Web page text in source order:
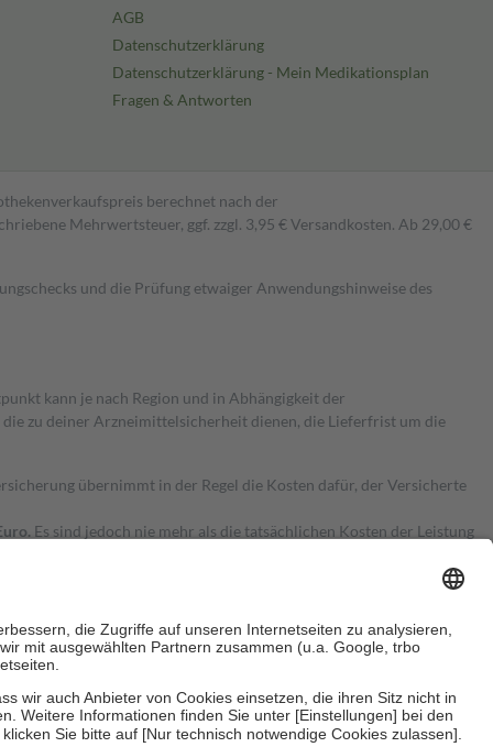
AGB
Datenschutzerklärung
Datenschutzerklärung - Mein Medikationsplan
Fragen & Antworten
berechnet nach der
Mehrwertsteuer, ggf. zzgl. 3,95 € Versandkosten. Ab 29,00 €
und die Prüfung etwaiger Anwendungshinweise des
kann je nach Region und in Abhängigkeit der
zu deiner Arzneimittelsicherheit dienen, die Lieferfrist um die
übernimmt in der Regel die Kosten dafür, der Versicherte
Es sind jedoch nie mehr als die tatsächlichen Kosten der Leistung
Zuzahlungen an bei: